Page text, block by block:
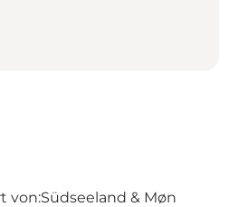
von:Südseeland & Møn